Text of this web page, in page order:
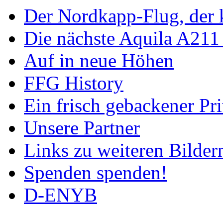
Der Nordkapp-Flug, der
Die nächste Aquila
Auf in neue Höhen
FFG History
Ein frisch gebackener
Unsere Partner
Links zu weiteren
Spenden spenden!
D-ENYB